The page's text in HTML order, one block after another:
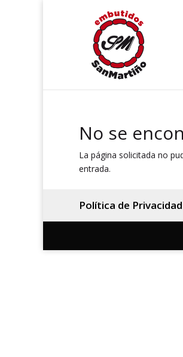
No se
La página solicitada no
entrada.
Política de Privacidad